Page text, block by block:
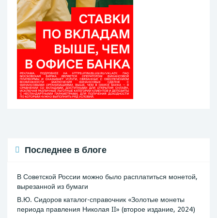
Последнее в блоге
В Советской России можно было расплатиться монетой,
вырезанной из бумаги
В.Ю. Сидоров каталог-справочник «Золотые монеты
периода правления Николая II» (второе издание, 2024)